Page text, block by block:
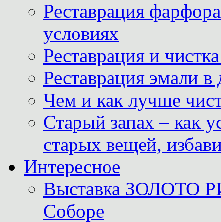
Реставрация
условиях
Реставрация и
Реставрация эмали
Чем и как лучше
Старый запах – как
старых вещей,
Интересное
Выставка ЗОЛОТО
Соборе